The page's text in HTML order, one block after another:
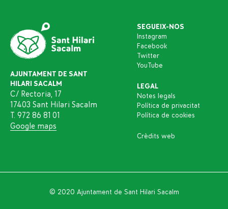
AJUNTAMENT DE SANT
HILARI SACALM
C/ Rectoria, 17
17403 Sant Hilari Sacalm
T. 972 86 81 01
Google maps
SEGUEIX-NOS
Instagram
Facebook
Twitter
YouTube
LEGAL
Notes legals
Política de privacitat
Política de cookies
Crèdits web
© 2020 Ajuntament de Sant Hilari Sacalm